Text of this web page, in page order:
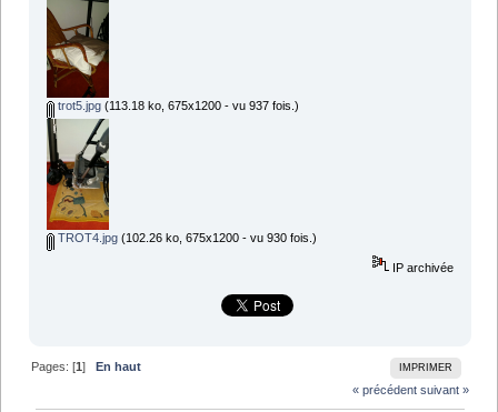
trot5.jpg(113.18 ko, 675x1200 - vu 937 fois.)
TROT4.jpg(102.26 ko, 675x1200 - vu 930 fois.)
IP archivée
IMPRIMER
Pages: [1]En haut
« précédent suivant »